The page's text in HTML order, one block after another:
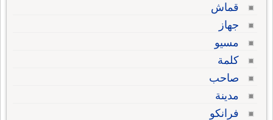
قماش
جهاز
مسيو
كلمة
صاحب
مدينة
فرانكو